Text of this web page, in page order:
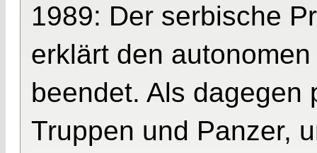
1989: Der serbische
erklärt den
beendet. Als dagegen
Truppen und Panzer,